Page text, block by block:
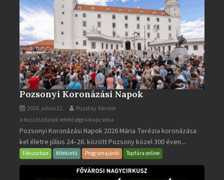
Pozsonyi Koronázási Napok
2026. július 21. Pusztay Sándor
Pozsonyi
Koronázási
Napok
bejegyzéshez
a hozzászólások lehetősége kikapcsolva
Pozsonyi Koronázási Napok 2026 Mária Terézia koronázása
kel életre július 24–26. között Pozsony közel 300 éven...
Fókuszban Kitekintő Programajánló Toptúra online